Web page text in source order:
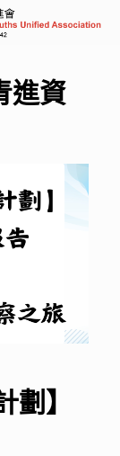
進資
劃】